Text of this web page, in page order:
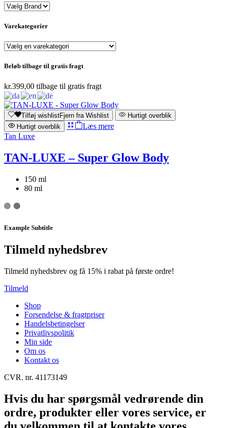
Varekategorier
Beløb tilbage til gratis fragt
kr.399,00 tilbage til gratis fragt
Tilføj wishlistFjern fra Wishlist
Hurtigt overblik
Hurtigt overblik
Læs mere
Tan Luxe
TAN-LUXE – Super Glow Body
150 ml
80 ml
Example Subtitle
Tilmeld nyhedsbrev
Tilmeld nyhedsbrev og få 15% i rabat på første ordre!
Tilmeld
Shop
Forsendelse & fragtpriser
Handelsbetingelser
Privatlivspolitik
Min side
Om os
Kontakt os
CVR. nr. 41173149
Hvis du har spørgsmål vedrørende din
ordre, produkter eller vores service, er